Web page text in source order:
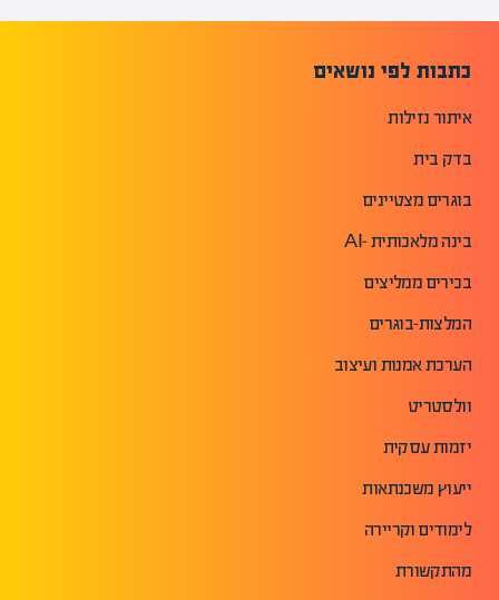
כתבות לפי נושאים
איתור נזילות
בדק בית
בוגרים מצטיינים
בינה מלאכותית -AI
בכירים ממליצים
המלצות-בוגרים
הערכת אמנות ועיצוב
וולסטריט
יזמות עסקית
ייעוץ משכנתאות
לימודים וקריירה
מהתקשורת